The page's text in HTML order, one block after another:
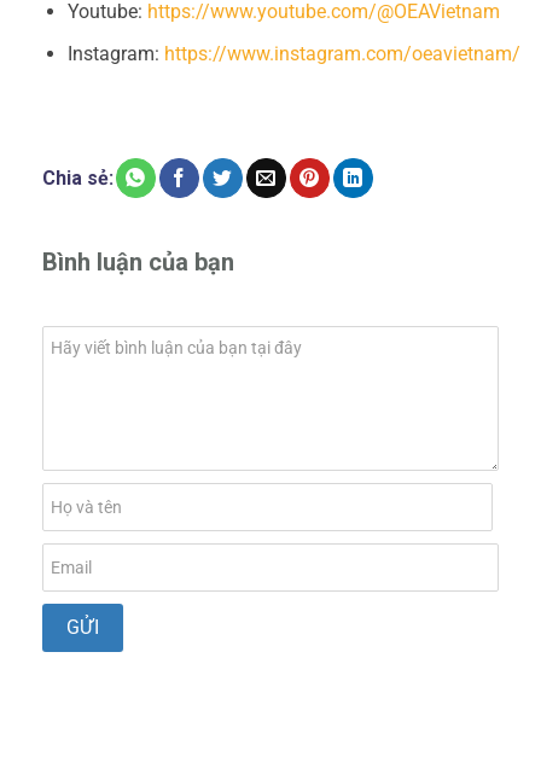
Youtube: https://www.youtube.com/@OEAVietnam
Instagram: https://www.instagram.com/oeavietnam/
Chia sẻ:
Bình luận của bạn